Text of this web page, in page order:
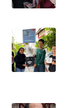
WN DELI
WN
TEBING
TINGGI
PAKPAK